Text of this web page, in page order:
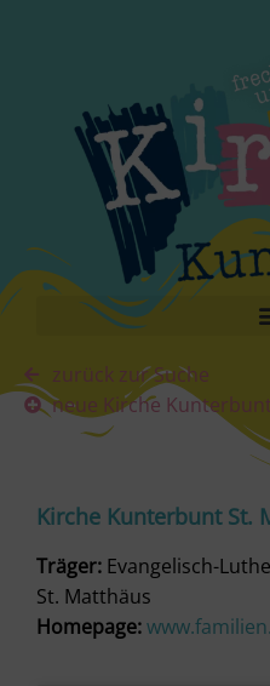
zurück zur Suche
neue Kirche
Kirche Kunterbunt St.
Träger: Evangelisch-
St. Matthäus
Homepage: